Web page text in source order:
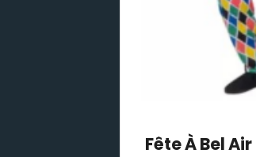
Fête À Bel Air